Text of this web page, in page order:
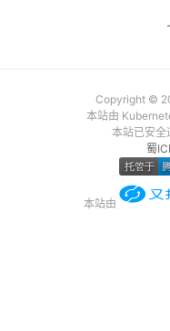
Copyright ©
本站由
本站已安
蜀
本站由